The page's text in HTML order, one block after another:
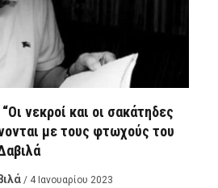
νεκροί και οι σακάτηδες
με τους φτωχούς του
/ 4 Ιανουαρίου 2023